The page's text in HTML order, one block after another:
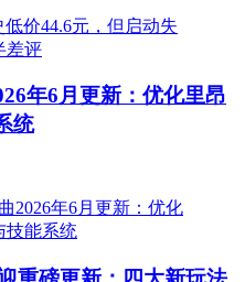
年6月更新：优化里昂
统